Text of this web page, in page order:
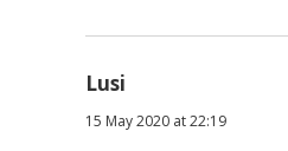
Lusi
15 May 2020 at 22:19